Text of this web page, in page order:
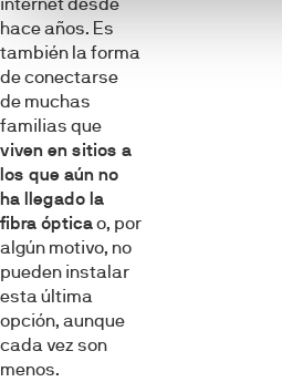
hace años. Es
también la forma
de conectarse
de muchas
familias que
viven en sitios a
los que aún no
ha llegado la
fibra ópticao, por
algún motivo, no
pueden instalar
esta última
opción, aunque
cada vez son
menos.